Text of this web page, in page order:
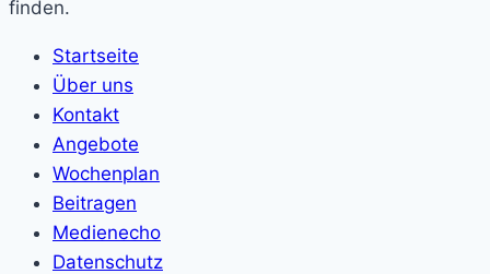
finden.
Startseite
Über uns
Kontakt
Angebote
Wochenplan
Beitragen
Medienecho
Datenschutz